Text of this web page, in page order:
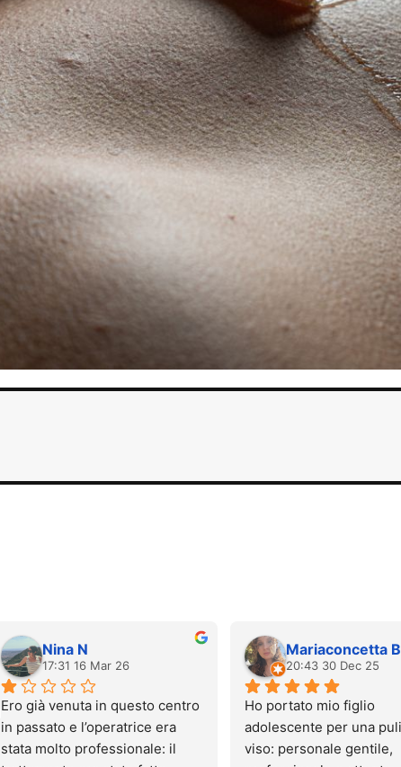
Nina N
17:31 16 Mar 26
Ero già venuta in questo centro
in passato e l’operatrice era
stata molto professionale: il
Mariaconcetta
20:43 30 Dec 25
Ho portato mio figlio
adolescente per una
viso: personale gentile,